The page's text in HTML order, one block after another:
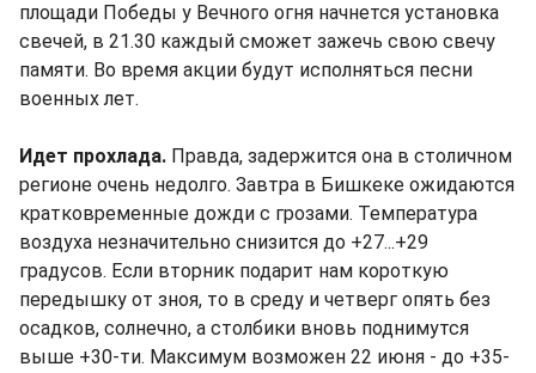
площади Победы у Вечного огня начнется установка
свечей, в 21.30 каждый сможет зажечь свою свечу
памяти. Во время акции будут исполняться песни
военных лет.
Идет прохлада. Правда, задержится она в столичном
регионе очень недолго. Завтра в Бишкеке ожидаются
кратковременные дожди с грозами. Температура
воздуха незначительно снизится до +27...+29
градусов. Если вторник подарит нам короткую
передышку от зноя, то в среду и четверг опять без
осадков, солнечно, а столбики вновь поднимутся
выше +30-ти. Максимум возможен 22 июня - до +35-